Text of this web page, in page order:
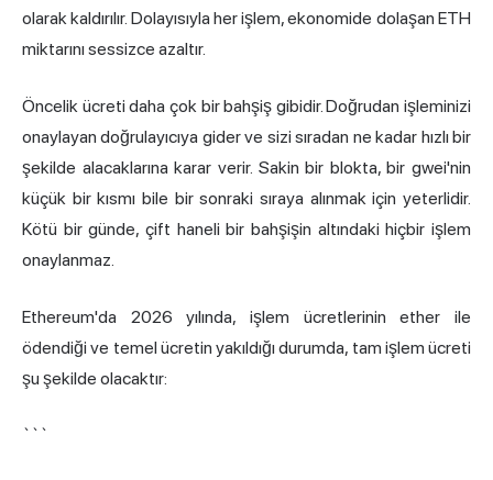
olarak kaldırılır. Dolayısıyla her işlem, ekonomide dolaşan ETH
miktarını sessizce azaltır.
Öncelik ücreti daha çok bir bahşiş gibidir. Doğrudan işleminizi
onaylayan doğrulayıcıya gider ve sizi sıradan ne kadar hızlı bir
şekilde alacaklarına karar verir. Sakin bir blokta, bir gwei'nin
küçük bir kısmı bile bir sonraki sıraya alınmak için yeterlidir.
Kötü bir günde, çift haneli bir bahşişin altındaki hiçbir işlem
onaylanmaz.
Ethereum'da 2026 yılında, işlem ücretlerinin ether ile
ödendiği ve temel ücretin yakıldığı durumda, tam işlem ücreti
şu şekilde olacaktır:
```